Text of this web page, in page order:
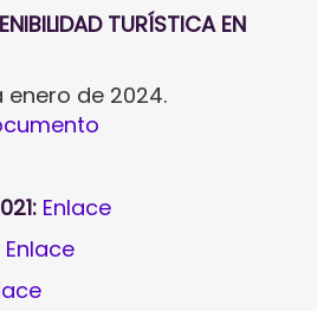
TURÍSTICA EN
de 2024.
Enlace
Enlace